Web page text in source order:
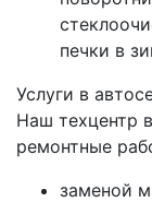
печки в
Услуги в
Наш техцентр
ремонтные
заменой